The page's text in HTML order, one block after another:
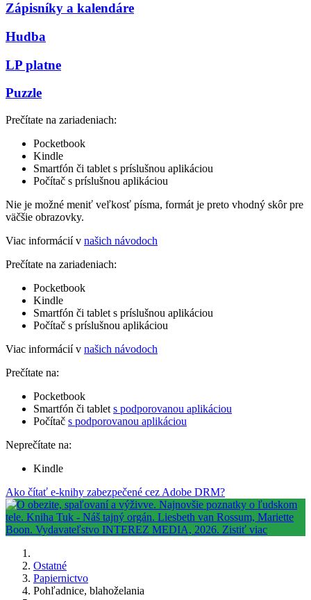
Zápisníky a kalendáre
Hudba
LP platne
Puzzle
Prečítate na zariadeniach:
Pocketbook
Kindle
Smartfón či tablet s príslušnou aplikáciou
Počítač s príslušnou aplikáciou
Nie je možné meniť veľkosť písma, formát je preto vhodný skôr pre
väčšie obrazovky.
Viac informácií v našich návodoch
Prečítate na zariadeniach:
Pocketbook
Kindle
Smartfón či tablet s príslušnou aplikáciou
Počítač s príslušnou aplikáciou
Viac informácií v našich návodoch
Prečítate na:
Pocketbook
Smartfón či tablet s podporovanou aplikáciou
Počítač s podporovanou aplikáciou
Neprečítate na:
Kindle
Ako čítať e-knihy zabezpečené cez Adobe DRM?
Ostatné
Papiernictvo
Pohľadnice, blahoželania